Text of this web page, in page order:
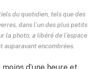
du quotidien, tels que des
dans l’un des plus petits
la photo, a libéré de l’espace
auparavant encombrées.